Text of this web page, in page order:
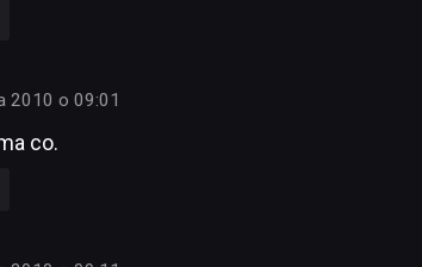
2010 o 09:01
co.